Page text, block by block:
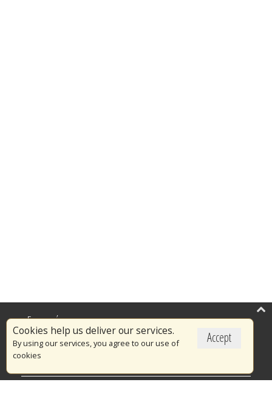
Accept
Cookies help us deliver our services.
By using our services, you agree to our use of
cookies
Επικαιρότητα
Το Πυροσβεστικό Σώμα